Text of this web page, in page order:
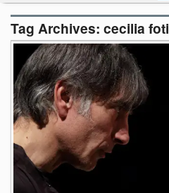
Contatti
dT in English
Tag Archives: cecilia foti